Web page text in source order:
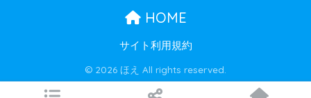
HOME
サイト利用規約
© 2026 ほえ All rights reserved.